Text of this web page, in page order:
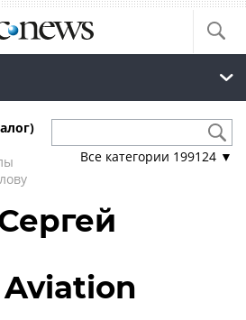
Все категории 199124 ▼